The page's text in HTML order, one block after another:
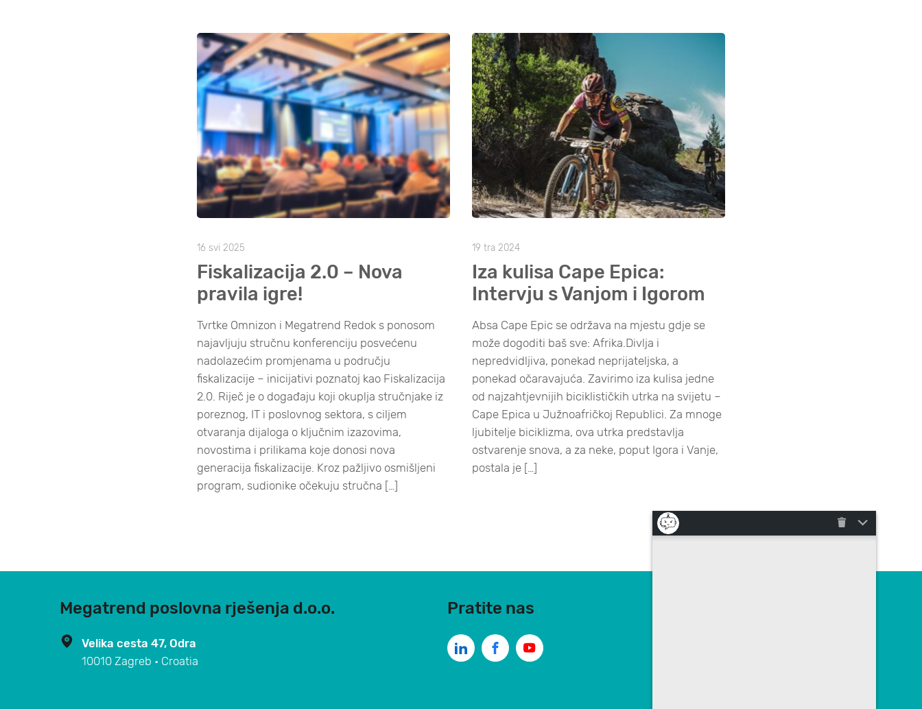
16 svi 2025
Fiskalizacija 2.0 – Nova
pravila igre!
Tvrtke Omnizon i Megatrend Redok s ponosom
najavljuju stručnu konferenciju posvećenu
nadolazećim promjenama u području
fiskalizacije – inicijativi poznatoj kao Fiskalizacija
2.0. Riječ je o događaju koji okuplja stručnjake iz
poreznog, IT i poslovnog sektora, s ciljem
otvaranja dijaloga o ključnim izazovima,
novostima i prilikama koje donosi nova
generacija fiskalizacije. Kroz pažljivo osmišljeni
program, sudionike očekuju stručna […]
19 tra 2024
Iza kulisa Cape Epica:
Intervju s Vanjom i Igorom
Absa Cape Epic se održava na mjestu gdje se
može dogoditi baš sve: Afrika.Divlja i
nepredvidljiva, ponekad neprijateljska, a
ponekad očaravajuća. Zavirimo iza kulisa jedne
od najzahtjevnijih biciklističkih utrka na svijetu –
Cape Epica u Južnoafričkoj Republici. Za mnoge
ljubitelje biciklizma, ova utrka predstavlja
ostvarenje snova, a za neke, poput Igora i Vanje,
postala je […]
Megatrend poslovna rješenja d.o.o.
Velika cesta 47, Odra
10010 Zagreb • Croatia
Pratite nas